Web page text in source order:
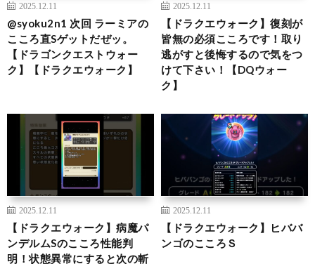
2025.12.11
@syoku2n1 次回 ラーミアの
こころ直Sゲットだぜッ。
【ドラゴンクエストウォー
ク】【ドラクエウォーク】
2025.12.11
【ドラクエウォーク】復刻が
皆無の必須こころです！取り
逃がすと後悔するので気をつ
けて下さい！【DQウォー
ク】
2025.12.11
【ドラクエウォーク】病魔パ
ンデルムSのこころ性能判
明！状態異常にすると次の斬
2025.12.11
【ドラクエウォーク】ヒババ
ンゴのこころＳ